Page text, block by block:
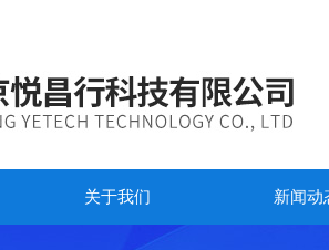
关于我们 新闻动